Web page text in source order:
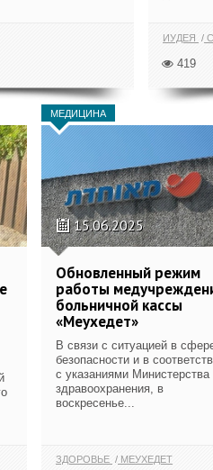
ИУДЕЯ
419
МЕДИЦИНА
15.06.2025
Обновленный режим
работы
больничной кассы
«Меухедет»
В связи с ситуацией в
безопасности и в
с указаниями Министерства
здравоохранения, в
воскресенье...
ЗДОРОВЬЕ МЕУХЕДЕТ